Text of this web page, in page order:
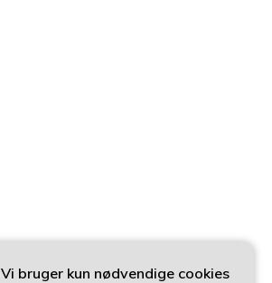
Vi bruger kun nødvendige cookies